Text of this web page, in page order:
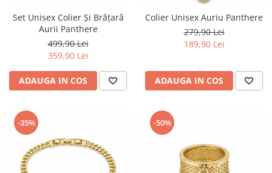
Set Unisex Colier Și Brățară
Aurii Panthere
499,90 Lei
359,90 Lei
ADAUGA IN COS
Colier Unisex Auriu Panthere
279,90 Lei
189,90 Lei
ADAUGA IN COS
-35% -50%